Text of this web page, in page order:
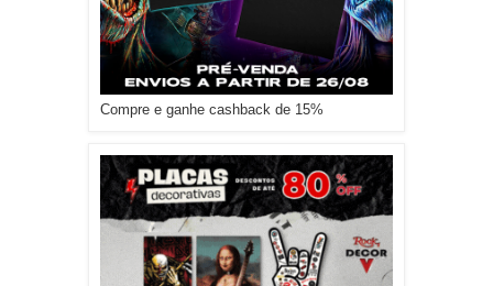
Compre e ganhe cashback de 15%